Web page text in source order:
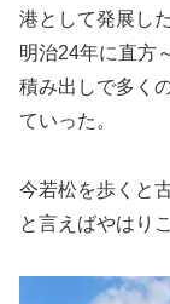
港として発展し
明治24年に直方
積み出しで多く
ていった。
今若松を歩くと
と言えばやはり